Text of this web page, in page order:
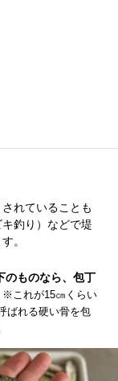
れていることも
釣り）などで堤
。
のものなら、包丁
※これが15㎝くらい
ばれる硬い骨を包